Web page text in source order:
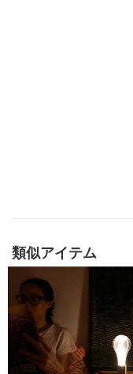
類似アイテム